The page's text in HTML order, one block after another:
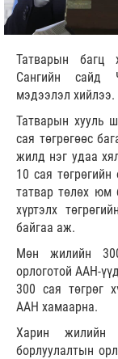
Татварын багц
Сангийн сайд
мэдээлэл хийлээ.
Татварын хууль
сая төгрөгөөс
жилд нэг удаа
10 сая
татвар төлөх юм
хүртэлх
байгаа аж.
Мөн жилийн
орлоготой ААН-
300 сая төгрөг
ААН хамаарна.
Харин жилийн
борлуулалтын